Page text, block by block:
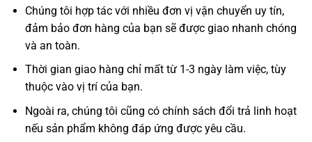
Chúng tôi hợp tác với nhiều đơn vị vận chuyển uy tín,
đảm bảo đơn hàng của bạn sẽ được giao nhanh chóng
và an toàn.
Thời gian giao hàng chỉ mất từ 1-3 ngày làm việc, tùy
thuộc vào vị trí của bạn.
Ngoài ra, chúng tôi cũng có chính sách đổi trả linh hoạt
nếu sản phẩm không đáp ứng được yêu cầu.